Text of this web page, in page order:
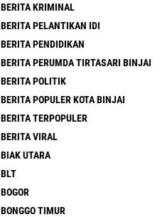
BERITA KRIMINAL
BERITA PELANTIKAN IDI
BERITA PENDIDIKAN
BERITA PERUMDA TIRTASARI BINJAI
BERITA POLITIK
BERITA POPULER KOTA BINJAI
BERITA TERPOPULER
BERITA VIRAL
BIAK UTARA
BLT
BOGOR
BONGGO TIMUR